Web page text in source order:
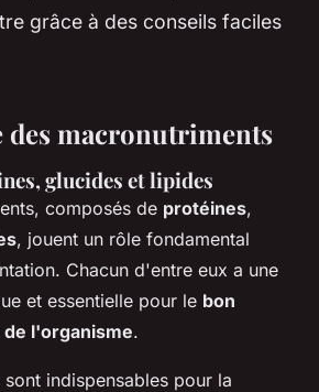
grâce à des conseils faciles
des macronutriments
glucides et lipides
composés de protéines,
, jouent un rôle fondamental
Chacun d'entre eux a une
et essentielle pour le bon
l'organisme.
sont indispensables pour la